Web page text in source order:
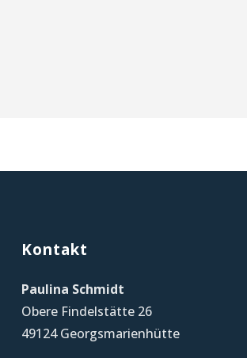
Kontakt
Paulina Schmidt
Obere Findelstätte 26
49124 Georgsmarienhütte